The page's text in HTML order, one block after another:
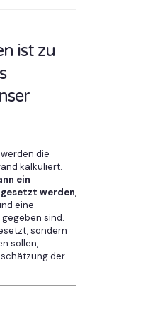
ist zu
die
kalkuliert.
ein
werden,
eine
sind.
sondern
sollen,
der